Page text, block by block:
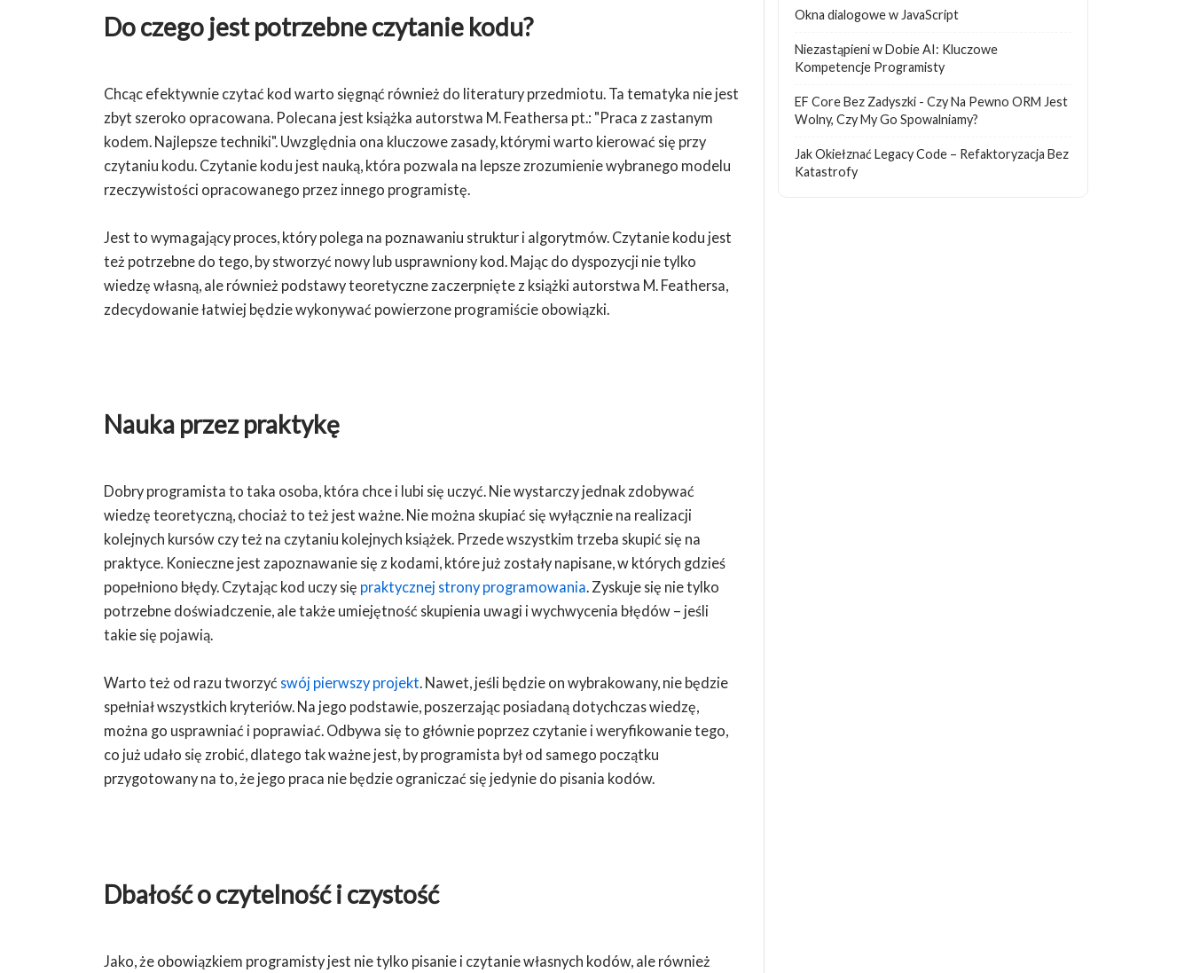
Do czego jest potrzebne czytanie kodu?
Chcąc efektywnie czytać kod warto sięgnąć również do literatury przedmiotu. Ta tematyka nie jest
zbyt szeroko opracowana. Polecana jest książka autorstwa M. Feathersa pt.: "Praca z zastanym
kodem. Najlepsze techniki". Uwzględnia ona kluczowe zasady, którymi warto kierować się przy
czytaniu kodu. Czytanie kodu jest nauką, która pozwala na lepsze zrozumienie wybranego modelu
rzeczywistości opracowanego przez innego programistę.
Jest to wymagający proces, który polega na poznawaniu struktur i algorytmów. Czytanie kodu jest
też potrzebne do tego, by stworzyć nowy lub usprawniony kod. Mając do dyspozycji nie tylko
wiedzę własną, ale również podstawy teoretyczne zaczerpnięte z książki autorstwa M. Feathersa,
zdecydowanie łatwiej będzie wykonywać powierzone programiście obowiązki.
Nauka przez praktykę
Dobry programista to taka osoba, która chce i lubi się uczyć. Nie wystarczy jednak zdobywać
wiedzę teoretyczną, chociaż to też jest ważne. Nie można skupiać się wyłącznie na realizacji
kolejnych kursów czy też na czytaniu kolejnych książek. Przede wszystkim trzeba skupić się na
praktyce. Konieczne jest zapoznawanie się z kodami, które już zostały napisane, w których gdzieś
popełniono błędy. Czytając kod uczy się praktycznej strony programowania. Zyskuje się nie tylko
potrzebne doświadczenie, ale także umiejętność skupienia uwagi i wychwycenia błędów – jeśli
takie się pojawią.
Warto też od razu tworzyć swój pierwszy projekt. Nawet, jeśli będzie on wybrakowany, nie będzie
spełniał wszystkich kryteriów. Na jego podstawie, poszerzając posiadaną dotychczas wiedzę,
można go usprawniać i poprawiać. Odbywa się to głównie poprzez czytanie i weryfikowanie tego,
co już udało się zrobić, dlatego tak ważne jest, by programista był od samego początku
przygotowany na to, że jego praca nie będzie ograniczać się jedynie do pisania kodów.
Dbałość o czytelność i czystość
Jako, że obowiązkiem programisty jest nie tylko pisanie i czytanie własnych kodów, ale również
Okna dialogowe w JavaScript
Niezastąpieni w Dobie AI: Kluczowe
Kompetencje Programisty
EF Core Bez Zadyszki - Czy Na Pewno ORM Jest
Wolny, Czy My Go Spowalniamy?
Jak Okiełznać Legacy Code – Refaktoryzacja Bez
Katastrofy